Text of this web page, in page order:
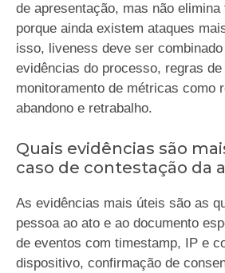
de apresentação, mas não
porque ainda existem ataques
isso, liveness deve ser
evidências do processo, regras
monitoramento de métricas como
abandono e retrabalho.
Quais evidências são
caso de contestação da
As evidências mais úteis são as
pessoa ao ato e ao documento
de eventos com timestamp, IP e
dispositivo, confirmação de